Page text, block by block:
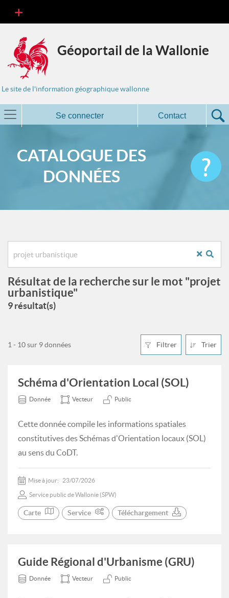
Géoportail de la Wallonie
Le site de l'information géographique wallonne
Se connecter Contact
CATALOGUE DES
DONNÉES
Résultat de la recherche sur le mot "projet
urbanistique"
9 résultat(s)
Filtrer Trier
1 - 10 sur 9 données
Schéma d'Orientation Local (SOL)
Donnée Vecteur Public
Cette donnée compile les informations spatiales
constitutives des Schémas d'Orientation locaux (SOL)
au sens du CoDT.
Mise à jour: 23/07/2026
Service public de Wallonie (SPW)
Carte Service Téléchargement
Guide Régional d'Urbanisme (GRU)
Donnée Vecteur Public